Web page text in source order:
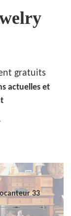
gratuits
actuelles et
33